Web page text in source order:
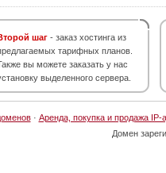
шаг - заказ хостинга из
тарифных планов.
вы можете заказать у нас
выделенного сервера.
· Аренда, покупка и продажа IP-
Домен